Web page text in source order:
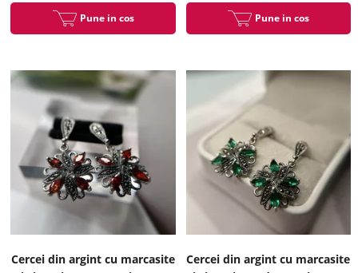
Pune in cos Pune in cos
Cercei din argint cu marcasite
Cercei din argint cu marcasite